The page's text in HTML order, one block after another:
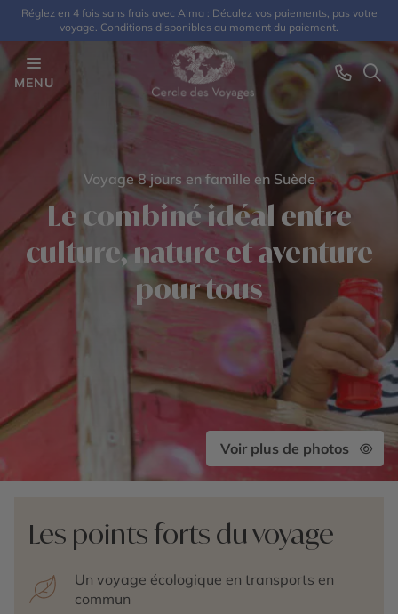
Réglez en 4 fois sans frais avec Alma : Décalez vos paiements, pas votre
voyage. Conditions disponibles au moment du paiement.
MENU
Voyage 8 jours en famille en Suède
Le combiné idéal entre
culture, nature et aventure
pour tous
Voir plus de photos
Les points forts du voyage
Un voyage écologique en transports en
commun